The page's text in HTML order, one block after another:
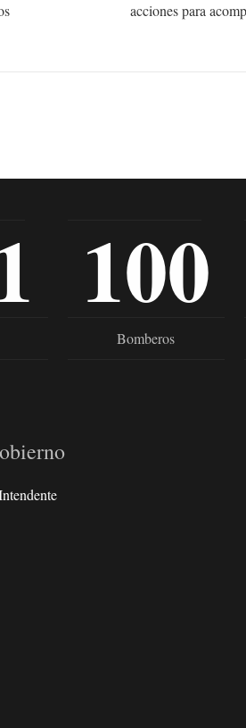
acciones para
100
Bomberos